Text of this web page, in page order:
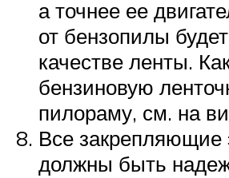
а точнее ее
от бензопилы
качестве ленты.
бензиновую
пилораму, см. на
Все закрепляющие
должны быть